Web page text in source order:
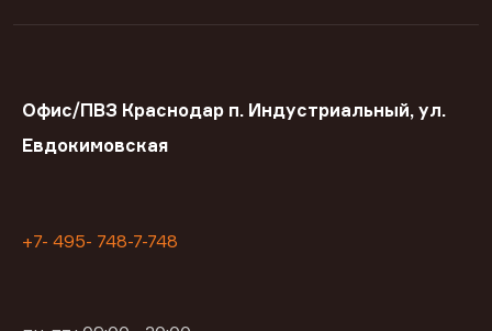
Офис/ПВЗ Краснодар п. Индустриальный, ул.
Евдокимовская
+7- 495- 748-7-748